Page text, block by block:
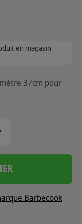
en magasin
37cm pour
Barbecook